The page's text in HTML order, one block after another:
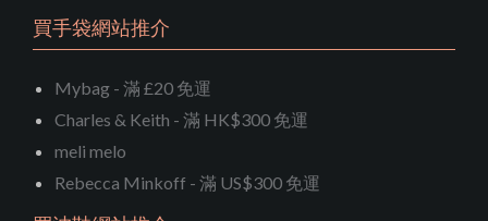
買手袋網站推介
Mybag - 滿 £20 免運
Charles & Keith - 滿 HK$300 免運
meli melo
Rebecca Minkoff - 滿 US$300 免運